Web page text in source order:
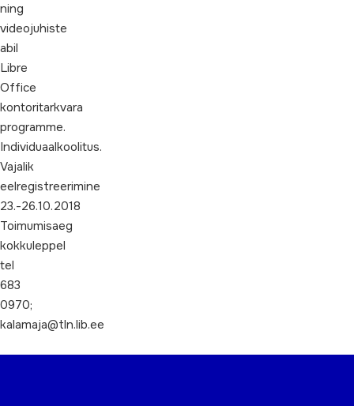
ning
videojuhiste
abil
Libre
Office
kontoritarkvara
programme.
Individuaalkoolitus.
Vajalik
eelregistreerimine
23.-26.10.2018
Toimumisaeg
kokkuleppel
tel
683
0970;
kalamaja@tln.lib.ee